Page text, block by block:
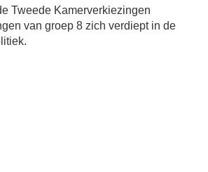
Tweede Kamerverkiezingen
van groep 8 zich verdiept in de